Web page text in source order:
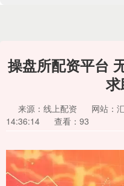
操盘所配资平台
来源：线上配资 网站：
14:36:14
查看：93